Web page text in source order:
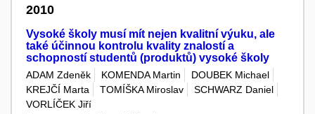
2010
Vysoké školy musí mít nejen kvalitní výuku, ale
také účinnou kontrolu kvality znalostí a
schopností studentů (produktů) vysoké školy
ADAM Zdeněk KOMENDA Martin
DOUBEK Michael
KREJČÍ Marta
TOMÍŠKA Miroslav
SCHWARZ Daniel
VORLÍČEK Jiří